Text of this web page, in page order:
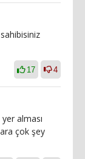
17 4
alması
çok şey